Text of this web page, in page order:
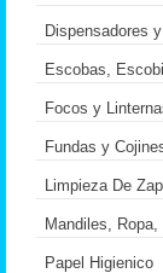
Dispensadores
Escobas,
Focos y
Fundas y
Limpieza De
Mandiles,
Papel Higienico